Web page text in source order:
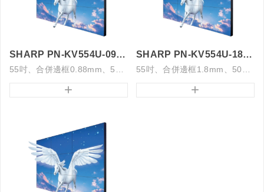
SHARP PN-KV554U-09超薄邊框電視牆
+
SHARP PN-KV554U-18超薄邊框電視牆
+